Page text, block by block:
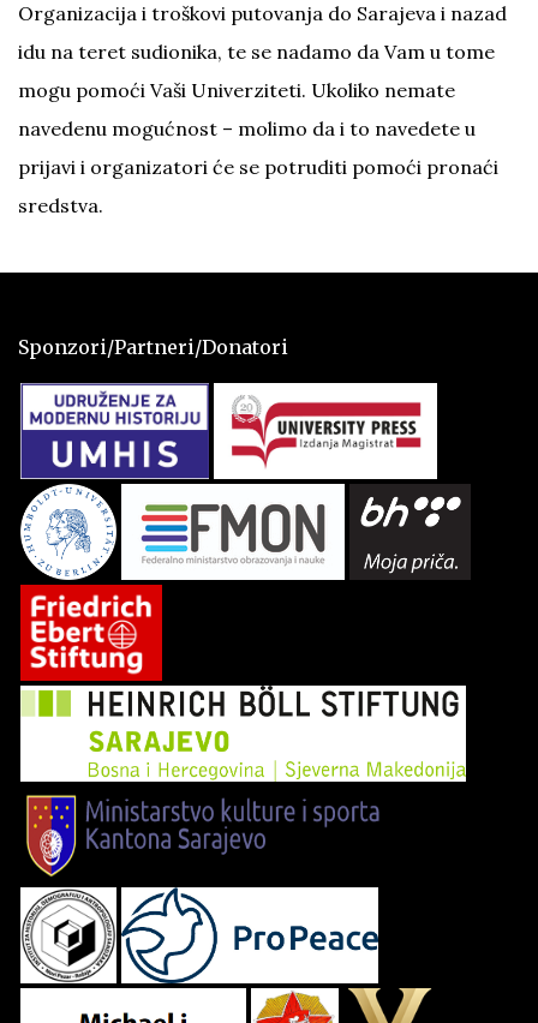
Organizacija i troškovi putovanja do Sarajeva i nazad
idu na teret sudionika, te se nadamo da Vam u tome
mogu pomoći Vaši Univerziteti. Ukoliko nemate
navedenu mogućnost – molimo da i to navedete u
prijavi i organizatori će se potruditi pomoći pronaći
sredstva.
Sponzori/Partneri/Donatori